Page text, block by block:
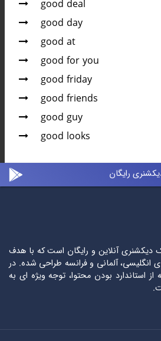
good deal
good day
good at
good for you
good friday
good friends
good guy
good looks
رایگان
دیکشنری آنلاین و رایگان است که با هدف
انگلیسی، آلمانی و فرانسه طراحی شده. در
استاندارد بودن محتوا، توجه ویژه ای به